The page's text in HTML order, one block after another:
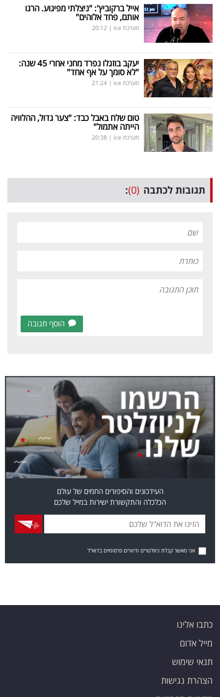
אייל ברקוביץ': "ניצלתי מפיגוע. הרגו
אותם, פחד אלוהים"
מערכת ice |
20:12
יעקב בוזגלו נפרד מחני אחרי 45 שנה:
"לא סומך על אף אחד"
מערכת ice |
21:24
טום שלח באבל כבד: "צער גדול, ההלוויה
הייתה אתמול"
מערכת ice |
20:38
תגובות לכתבה (0)
:
הוסף תגובה
העידכונים והסיפורים החמים של עולם
הכלכלה והתקשורת ישירות במייל שלכם
אני מאשר קבלת ניוזלטרים ודיוורים פרסומיים בדוא"ל
כתבו אלינו
מייל אדום
תנאי שימוש
הצהרת נגישות